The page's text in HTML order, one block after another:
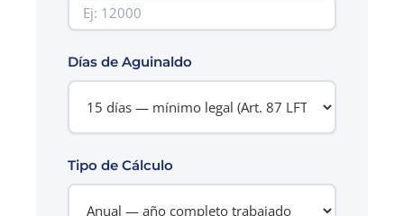
Días de Aguinaldo
Tipo de Cálculo